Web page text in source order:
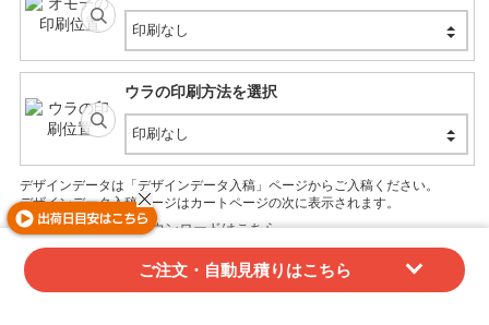
在庫数: 個 個
再入荷リクエスト
ロイヤルブルー (W50191)
在庫数: 個
再入荷リクエスト
ライトピンク (W50163)
在庫数: 個
印刷なし
ウラの印刷方法を選択
印刷なし
デザインデータは「デザインデータ入稿」ページからご入稿ください。
デザインデータ入稿ページはカートページの次に表示されます。
テンプレートのダウンロードはこちら
WEBデザインツール「かんたんデザイナー」はこちら
ご注文・自動見積りはこちら